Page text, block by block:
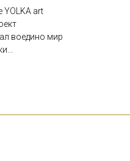
YOLKA art
воедино мир